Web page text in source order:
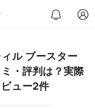
ル ブースター
・評判は？実際
ュー2件